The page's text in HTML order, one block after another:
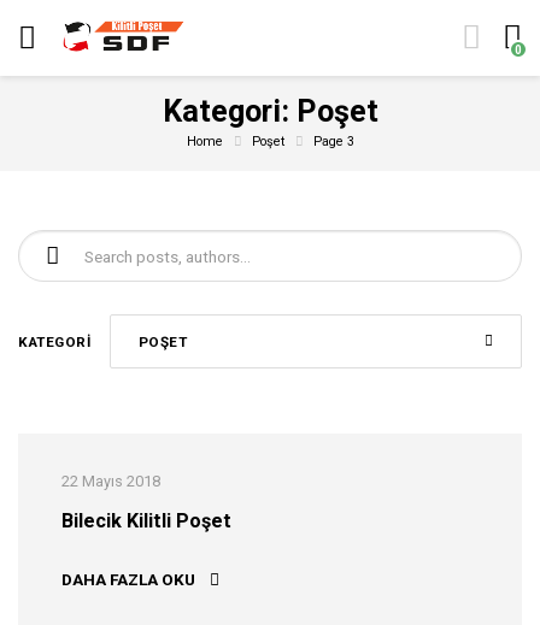
0
Kategori: Poşet
Home Poşet Page 3
Şunu ara:
KATEGORI POŞET
22 Mayıs 2018
Bilecik Kilitli Poşet
DAHA FAZLA OKU BILECIK KILITLI POŞET